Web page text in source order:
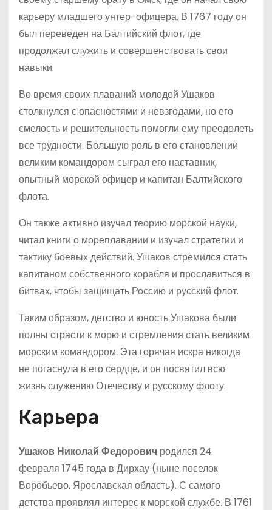
карьеру младшего унтер-офицера. В 1767 году он
был переведен на Балтийский флот, где
продолжал служить и совершенствовать свои
навыки.
Во время своих плаваний молодой Ушаков
столкнулся с опасностями и невзгодами, но его
смелость и решительность помогли ему преодолеть
все трудности. Большую роль в его становлении
великим командором сыграл его наставник,
опытный морской офицер и капитан Балтийского
флота.
Он также активно изучал теорию морской науки,
читал книги о мореплавании и изучал стратегии и
тактику боевых действий. Ушаков стремился стать
капитаном собственного корабля и прославиться в
битвах, чтобы защищать Россию и русский флот.
Таким образом, детство и юность Ушакова были
полны страсти к морю и стремления стать великим
морским командором. Эта горячая искра никогда
не погаснула в его сердце, и он посвятил всю
жизнь служению Отечеству и русскому флоту.
Карьера
Ушаков Николай Федорович родился 24
февраля 1745 года в Дирхау (ныне поселок
Воробьево, Ярославская область). С самого
детства проявлял интерес к морской службе. В 1761